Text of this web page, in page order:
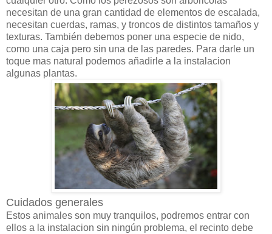
necesitan de una gran cantidad de elementos de escalada,
necesitan cuerdas, ramas, y troncos de distintos tamaños y
texturas. También debemos poner una especie de nido,
como una caja pero sin una de las paredes. Para darle un
toque mas natural podemos añadirle a la instalacion
algunas plantas.
Cuidados generales
Estos animales son muy tranquilos, podremos entrar con
ellos a la instalacion sin ningún problema, el recinto debe